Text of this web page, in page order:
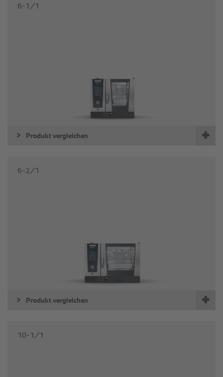
6-1/1
Produkt vergleichen
6-2/1
Produkt vergleichen
10-1/1